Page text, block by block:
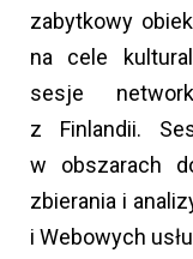
zabytkowy
na cele
sesje
z Finlandii.
w obszarach
zbierania i
i Webowych